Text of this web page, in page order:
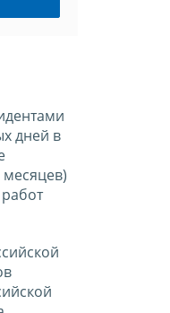
дней в